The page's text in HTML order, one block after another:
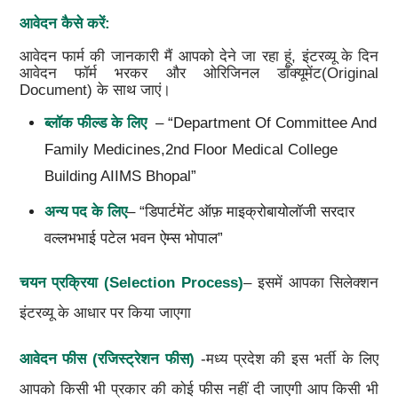
आवेदन कैसे करें:
आवेदन फार्म की जानकारी मैं आपको देने जा रहा हूं, इंटरव्यू के दिन
आवेदन फॉर्म भरकर और ओरिजिनल डॉक्यूमेंट(Original
Document) के साथ जाएं।
ब्लॉक फील्ड के लिए– “department Of Committee And
Family Medicines,2nd Floor Medical College
Building AIIMS Bhopal”
अन्य पद के लिए– “डिपार्टमेंट ऑफ़ माइक्रोबायोलॉजी सरदार
वल्लभभाई पटेल भवन ऐम्स भोपाल”
चयन प्रक्रिया (Selection Process)– इसमें आपका सिलेक्शन
इंटरव्यू के आधार पर किया जाएगा
आवेदन फीस (रजिस्ट्रेशन फीस) -मध्य प्रदेश की इस भर्ती के लिए
आपको किसी भी प्रकार की कोई फीस नहीं दी जाएगी आप किसी भी